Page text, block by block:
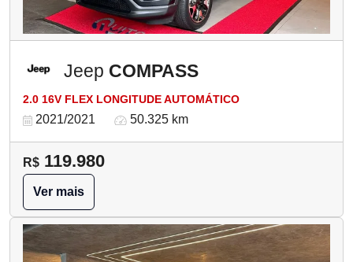
Jeep COMPASS
2.0 16V FLEX LONGITUDE AUTOMÁTICO
2021/2021 50.325 km
R$ 119.980
Ver mais